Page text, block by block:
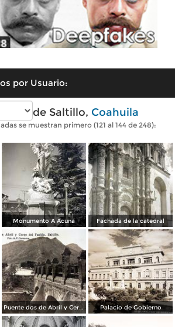
por Usuario:
de Saltillo, Coahuila
se muestran primero (121 al 144 de 248):
Monumento A Acuna Fachada de la catedral
Puente dos de Abril y Cerro de el Pueblo Palacio de Gobierno